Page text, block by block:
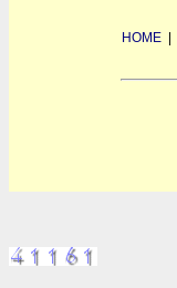
HOME